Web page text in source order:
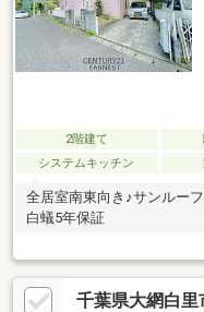
2階建て
システムキッチン
全居室南東向き♪サンルー
白蟻5年保証
千葉県大網白里